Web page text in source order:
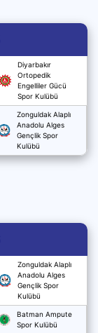
Diyarbakır
Ortopedik
Engelliler Gücü
Spor Kulübü
Zonguldak Alaplı
Anadolu Alges
Gençlik Spor
Kulübü
Zonguldak Alaplı
Anadolu Alges
Gençlik Spor
Kulübü
Batman Ampute
Spor Kulübü